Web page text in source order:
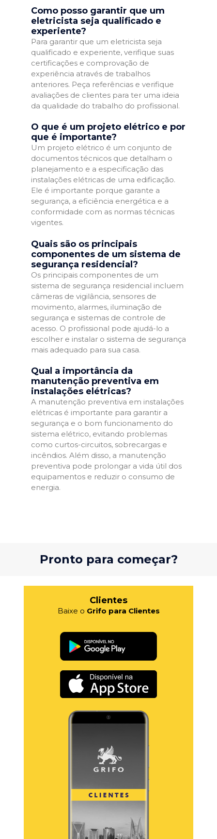
Como posso garantir que um
eletricista seja qualificado e
experiente?
Para garantir que um eletricista seja
qualificado e experiente, verifique suas
certificações e comprovação de
experiência através de trabalhos
anteriores. Peça referências e verifique
avaliações de clientes para ter uma ideia
da qualidade do trabalho do profissional.
O que é um projeto elétrico e por
que é importante?
Um projeto elétrico é um conjunto de
documentos técnicos que detalham o
planejamento e a especificação das
instalações elétricas de uma edificação.
Ele é importante porque garante a
segurança, a eficiência energética e a
conformidade com as normas técnicas
vigentes.
Quais são os principais
componentes de um sistema de
segurança residencial?
Os principais componentes de um
sistema de segurança residencial incluem
câmeras de vigilância, sensores de
movimento, alarmes, iluminação de
segurança e sistemas de controle de
acesso. O profissional pode ajudá-lo a
escolher e instalar o sistema de segurança
mais adequado para sua casa.
Qual a importância da
manutenção preventiva em
instalações elétricas?
A manutenção preventiva em instalações
elétricas é importante para garantir a
segurança e o bom funcionamento do
sistema elétrico, evitando problemas
como curtos-circuitos, sobrecargas e
incêndios. Além disso, a manutenção
preventiva pode prolongar a vida útil dos
equipamentos e reduzir o consumo de
energia.
Pronto para começar?
Clientes
Baixe o Grifo para Clientes